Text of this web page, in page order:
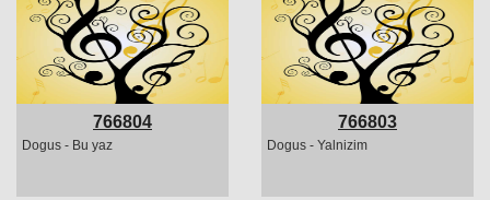
766804
Dogus - Bu yaz
766803
Dogus - Yalnizim